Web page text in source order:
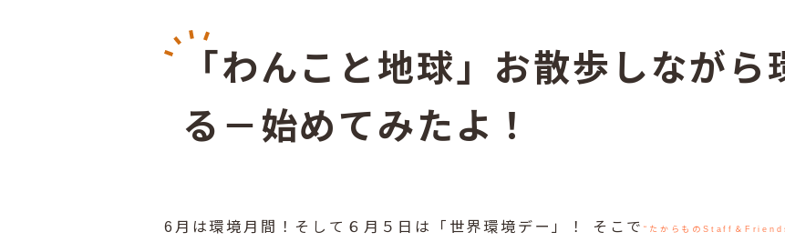
「わんこと地球」お散歩しながら
る－始めてみたよ！
6月は環境月間！そして６月５日は「世界環境デー」！ そこで“たからものStaff＆